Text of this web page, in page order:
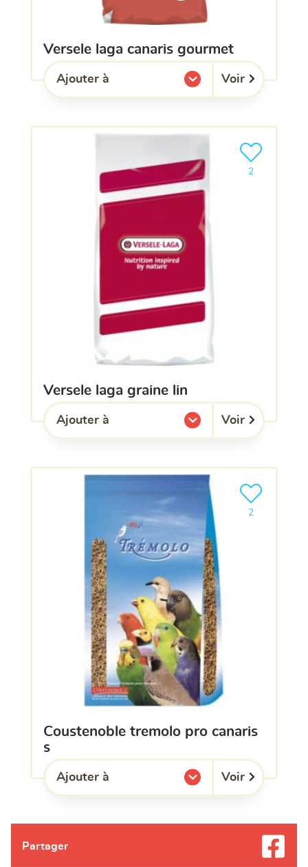
versele laga canaris gourmet
Ajouter à
l'une de mes listes. Voir
versele laga graine lin
2
Ajouter le
Ajouter à
l'une de mes listes. Voir
coustenoble tremolo pro canaris
s
2
Ajouter le
Ajouter à
l'une de mes listes. Voir
Partager